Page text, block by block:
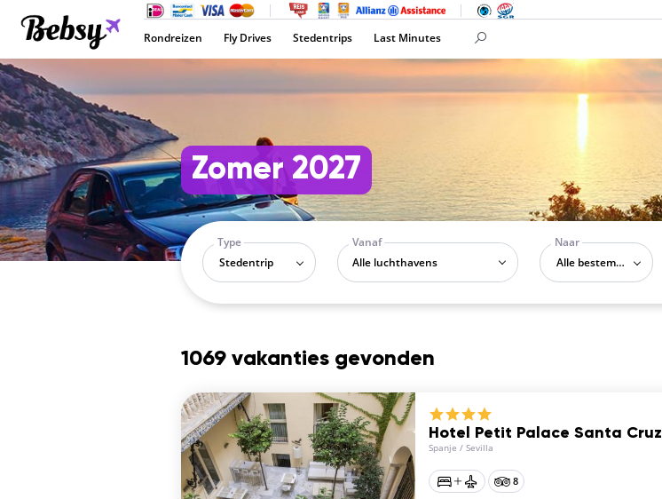
Rondreizen Fly Drives Stedentrips Last Minutes
Zomer 2027
Type
Stedentrip
Vanaf
Naar
Alle bestemmingen
1069 vakanties gevonden
Hotel Petit Palace Santa Cruz
Spanje / Sevilla
8